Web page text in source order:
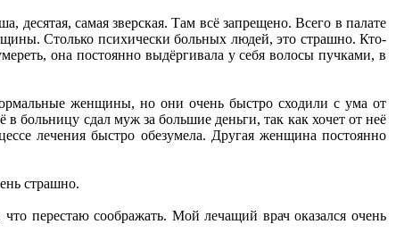
десятая, самая зверская. Там всё запрещено. Всего в палате
Столько психически больных людей, это страшно. Кто-
она постоянно выдёргивала у себя волосы пучками, в
женщины, но они очень быстро сходили с ума от
больницу сдал муж за большие деньги, так как хочет от неё
лечения быстро обезумела. Другая женщина постоянно
страшно.
перестаю соображать. Мой лечащий врач оказался очень